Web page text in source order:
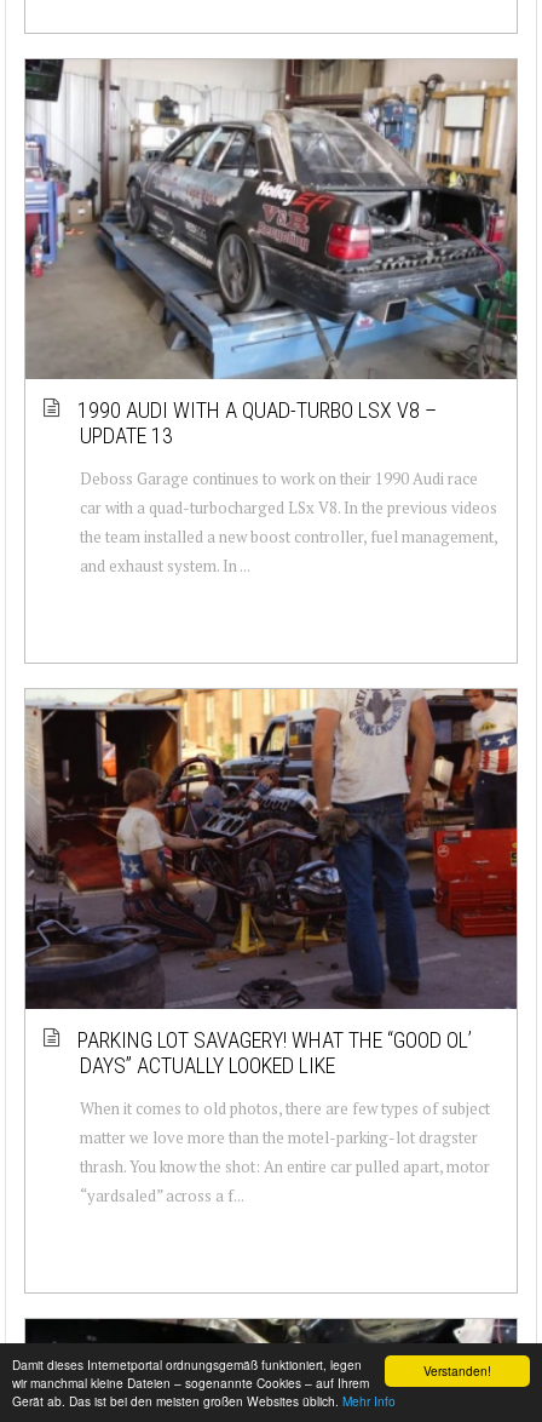
Verstanden!
Damit dieses Internetportal ordnungsgemäß funktioniert, legen
wir manchmal kleine Dateien – sogenannte Cookies – auf Ihrem
Gerät ab. Das ist bei den meisten großen Websites üblich. Mehr Info
1990 AUDI WITH A QUAD-TURBO LSX V8 –
UPDATE 13
Deboss Garage continues to work on their 1990 Audi race
car with a quad-turbocharged LSx V8. In the previous videos
the team installed a new boost controller, fuel management,
and exhaust system. In ...
PARKING LOT SAVAGERY! WHAT THE “GOOD OL’
DAYS” ACTUALLY LOOKED LIKE
When it comes to old photos, there are few types of subject
matter we love more than the motel-parking-lot dragster
thrash. You know the shot: An entire car pulled apart, motor
“yardsaled” across a f...